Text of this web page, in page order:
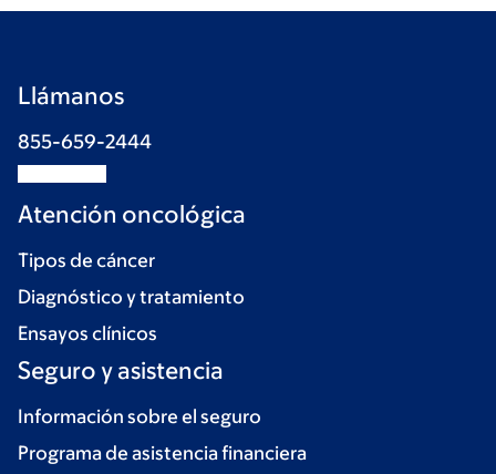
Llámanos
855-659-2444
Atención oncológica
Tipos de cáncer
Diagnóstico y tratamiento
Ensayos clínicos
Seguro y asistencia
Información sobre el seguro
Programa de asistencia financiera